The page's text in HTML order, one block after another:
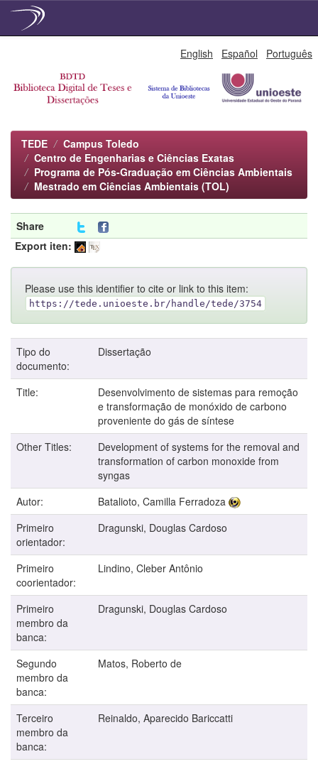
English Español Português
TEDE
Campus Toledo
Centro de Engenharias e Ciências Exatas
Programa de Pós-Graduação em Ciências Ambientais
Mestrado em Ciências Ambientais (TOL)
Share
Export iten:
Please use this identifier to cite or link to this item:
https://tede.unioeste.br/handle/tede/3754
Tipo do
documento:
Dissertação
Title:
Desenvolvimento de sistemas para remoção
e transformação de monóxido de carbono
proveniente do gás de síntese
Other Titles:
Development of systems for the removal and
transformation of carbon monoxide from
syngas
Autor:
Batalioto, Camilla Ferradoza
Primeiro
orientador:
Dragunski, Douglas Cardoso
Primeiro
coorientador:
Lindino, Cleber Antônio
Primeiro
membro da
banca:
Dragunski, Douglas Cardoso
Segundo
membro da
banca:
Matos, Roberto de
Terceiro
membro da
banca:
Reinaldo, Aparecido Bariccatti